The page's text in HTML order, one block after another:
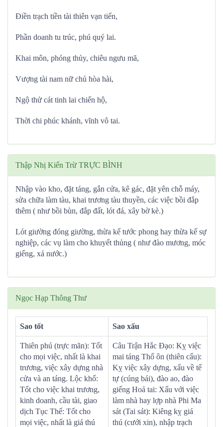
Điền trạch tiền tài thiên vạn tiến,
Phần doanh tu trúc, phú quý lai.
Khai môn, phóng thủy, chiêu ngưu mã,
Vượng tài nam nữ chủ hòa hài,
Ngộ thử cát tinh lai chiến hộ,
Thời chi phúc khánh, vĩnh vô tai.
Thập Nhị Kiến Trừ TRỰC BÌNH
Nhập vào kho, đặt táng, gắn cửa, kê gác, đặt yên chỗ máy,
sửa chữa làm tàu, khai trương tàu thuyền, các việc bồi đắp
thêm ( như bồi bùn, đắp đất, lót đá, xây bờ kè.)
Lót giường đóng giường, thừa kế tước phong hay thừa kế sự
nghiệp, các vụ làm cho khuyết thủng ( như đào mương, móc
giếng, xả nước.)
Ngọc Hạp Thông Thư
Sao tốt Sao xấu
Thiên phú (trực mãn): Tốt
cho mọi việc, nhất là khai
trương, việc xây dựng nhà
cửa và an táng. Lộc khố:
Tốt cho việc khai trương,
kinh doanh, cầu tài, giao
dịch Tục Thế: Tốt cho
mọi việc, nhất là giá thú
Câu Trận Hắc Đạo: Kỵ việc
mai táng Thổ ôn (thiên cẩu):
Kỵ việc xây dựng, xấu về tế
tự (cúng bái), đào ao, đào
giếng Hoả tai: Xấu với việc
làm nhà hay lợp nhà Phi Ma
sát (Tai sát): Kiêng kỵ giá
thú (cưới xin), nhập trạch